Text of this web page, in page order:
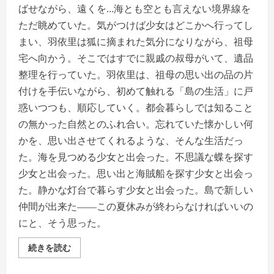
ばせながら、遠くを…海とも空とも言えない境界線を
ただ眺めていた。気がつけば少女はどこかへ行ってし
まい、羽依里は狐に摘まれた気分になりながら、祖母
宅へ向かう。そこではすでに親戚の叔母がいて、遺品
整理を行っていた。羽依里は、祖母の思い出の品の片
付けを手伝いながら、初めて触れる「島の生活」に戸
惑いつつも、順応していく。都会暮らしでは知ること
の無かった自然とのふれ合い。忘れていた懐かしい何
かを、思い出させてくれるような、そんな生活だっ
た。海を見つめる少女と出会った。不思議な蝶を探す
少女と出会った。思い出と海賊船を探す少女と出会っ
た。静かな灯台で暮らす少女と出会った。島で新しい
仲間が出来た――この夏休みが終わらなければいいの
にと、そう思った。
続きを読むト
レ